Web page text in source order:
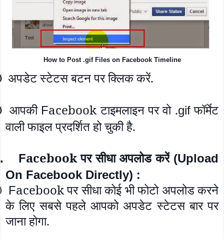
How to Post .gif Files on Facebook Timeline
अपडेट स्टेटस बटन पर क्लिक करें.
आपकी Facebook टाइमलाइन पर वो .gifफॉर्मेट
वाली फाइल प्रदर्शित हो चुकी है.
Facebook पर सीधा अपलोड करें (Upload
On Facebook Directly) :
Facebook पर सीधा कोई भी फोटो अपलोड करने
के लिए सबसे पहले आपको अपडेट स्टेटस बार पर
जाना होगा.